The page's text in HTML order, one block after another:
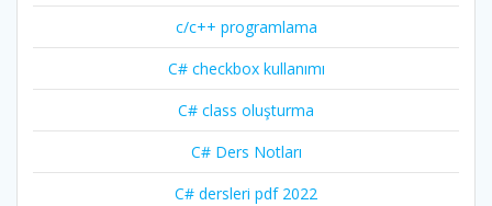
c/c++ programlama
C# checkbox kullanımı
C# class oluşturma
C# Ders Notları
C# dersleri pdf 2022